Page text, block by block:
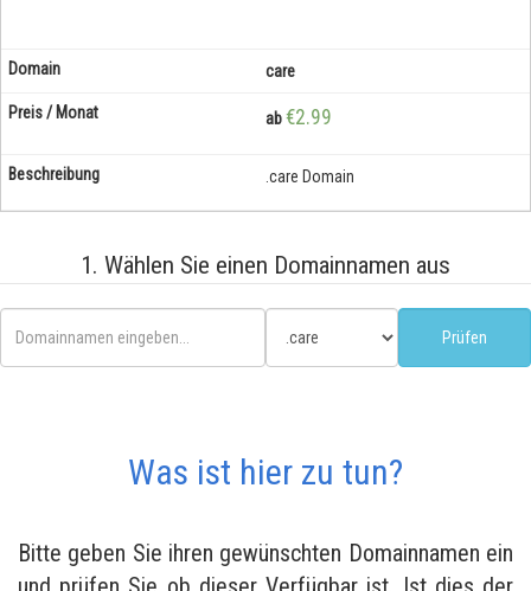
care
ab€2.99
.care Domain
1. Wählen Sie einen Domainnamen aus
Was ist hier zu tun?
Bitte geben Sie ihren gewünschten Domainnamen ein